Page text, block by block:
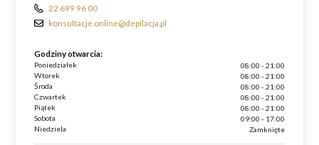
22 699 96 00
konsultacje.online@depilacja.pl
Godziny otwarcia:
Poniedziałek
08:00 - 21:00
Wtorek
08:00 - 21:00
Środa
08:00 - 21:00
Czwartek
08:00 - 21:00
Piątek
08:00 - 21:00
Sobota
09:00 - 17:00
Niedziela
Zamknięte